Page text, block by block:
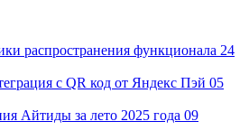
распространения функционала 24
с QR код от Яндекс Пэй 05
Айтиды за лето 2025 года 09